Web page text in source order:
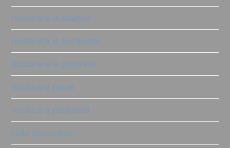
ricolorare la plastica
ricolorare la terracotta
ricolorare le piastrelle
ricolorare pareti
ricolorare pavimenti
rullo decorativo